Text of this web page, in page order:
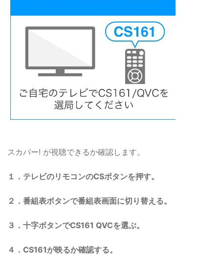
スカパー! が視聴できるか確認します。
１．テレビのリモコンのCSボタンを押す。
２．番組表ボタンで番組表画面に切り替える。
３．十字ボタンでCS161 QVCを選ぶ。
４．CS161が映るか確認する。